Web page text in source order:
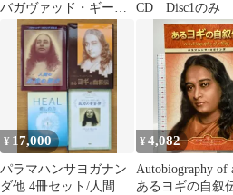
バガヴァッド・ギータ
ー註釈とマハーバーラ
タ」◆クリヤーヨーガ
CD Disc1のみ
マハンサ・ヨガ
¥ 17,000
パラマハンサヨガナン
ダ他 4冊セット/人間の
¥4,082
Autobiography of
あるヨギの自叙